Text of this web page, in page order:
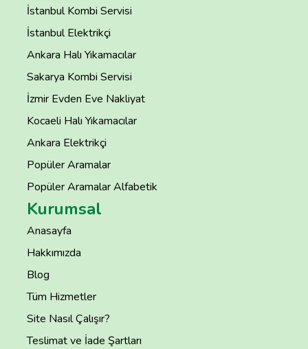
İstanbul Kombi Servisi
İstanbul Elektrikçi
Ankara Halı Yıkamacılar
Sakarya Kombi Servisi
İzmir Evden Eve Nakliyat
Kocaeli Halı Yıkamacılar
Ankara Elektrikçi
Popüler Aramalar
Popüler Aramalar Alfabetik
Kurumsal
Anasayfa
Hakkımızda
Blog
Tüm Hizmetler
Site Nasıl Çalışır?
Teslimat ve İade Şartları